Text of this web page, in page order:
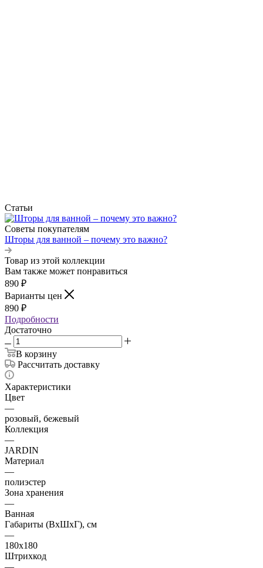
Статьи
Советы покупателям
Шторы для ванной – почему это важно?
Товар из этой коллекции
Вам также может понравиться
890 ₽
Варианты цен
890 ₽
Подробности
Достаточно
В корзину
Рассчитать доставку
Характеристики
Цвет
—
розовый, бежевый
Коллекция
—
JARDIN
Материал
—
полиэстер
Зона хранения
—
Ванная
Габариты (ВхШхГ), см
—
180х180
Штрихкод